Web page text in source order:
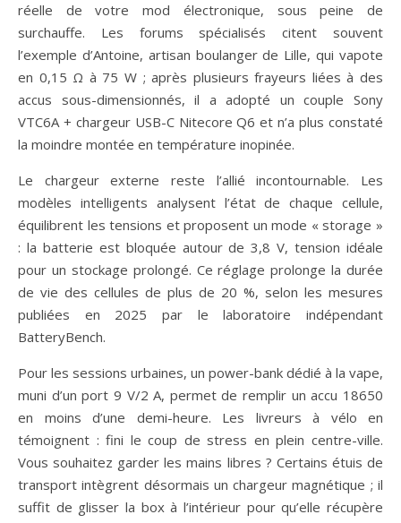
réelle de votre mod électronique, sous peine de
surchauffe. Les forums spécialisés citent souvent
l’exemple d’Antoine, artisan boulanger de Lille, qui vapote
en 0,15 Ω à 75 W ; après plusieurs frayeurs liées à des
accus sous-dimensionnés, il a adopté un couple Sony
VTC6A + chargeur USB-C Nitecore Q6 et n’a plus constaté
la moindre montée en température inopinée.
Le chargeur externe reste l’allié incontournable. Les
modèles intelligents analysent l’état de chaque cellule,
équilibrent les tensions et proposent un mode « storage »
: la batterie est bloquée autour de 3,8 V, tension idéale
pour un stockage prolongé. Ce réglage prolonge la durée
de vie des cellules de plus de 20 %, selon les mesures
publiées en 2025 par le laboratoire indépendant
BatteryBench.
Pour les sessions urbaines, un power-bank dédié à la vape,
muni d’un port 9 V/2 A, permet de remplir un accu 18650
en moins d’une demi-heure. Les livreurs à vélo en
témoignent : fini le coup de stress en plein centre-ville.
Vous souhaitez garder les mains libres ? Certains étuis de
transport intègrent désormais un chargeur magnétique ; il
suffit de glisser la box à l’intérieur pour qu’elle récupère